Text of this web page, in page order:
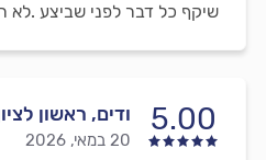
שיקף כל דבר לפני שביצע .לא
5.00 ודים, ראשון
20 במאי, 2026